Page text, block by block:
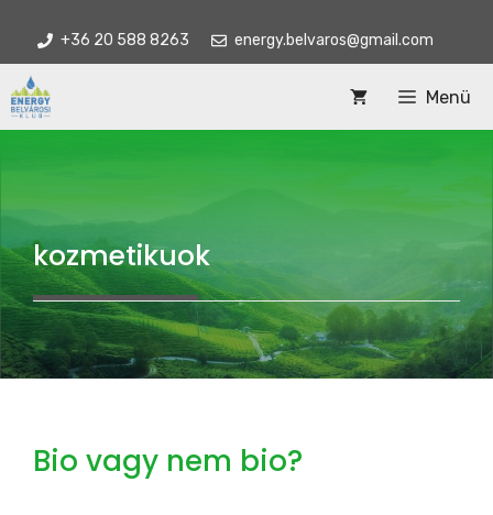
tartalomba
+36 20 588 8263 energy.belvaros@gmail.com
Menü
kozmetikuok
Bio vagy nem bio?